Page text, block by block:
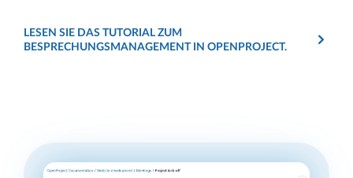
LESEN SIE DAS TUTORIAL ZUM
BESPRECHUNGSMANAGEMENT IN OPENPROJECT.